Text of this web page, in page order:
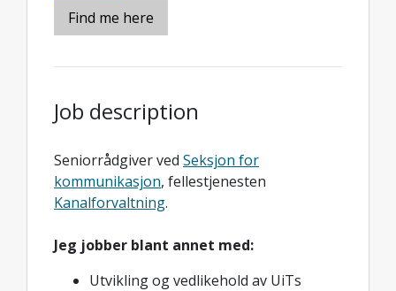
Find me here
Job description
Seniorrådgiver ved Seksjon for
kommunikasjon, fellestjenesten
Kanalforvaltning.
Jeg jobber blant annet med:
Utvikling og vedlikehold av UiTs